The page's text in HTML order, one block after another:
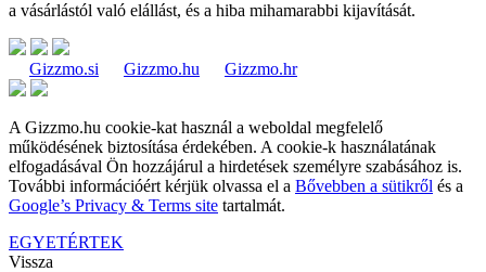
a vásárlástól való elállást, és a hiba mihamarabbi kijavítását.
Gizzmo.si Gizzmo.hu Gizzmo.hr
A Gizzmo.hu cookie-kat használ a weboldal megfelelő
működésének biztosítása érdekében. A cookie-k használatának
elfogadásával Ön hozzájárul a hirdetések személyre szabásához is.
További információért kérjük olvassa el a Bővebben a sütikről és a
Google’s Privacy & Terms site tartalmát.
EGYETÉRTEK
Vissza